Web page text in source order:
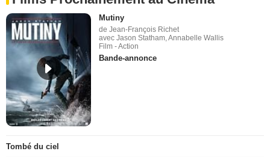
Mutiny
de Jean-François Richet
avec Jason Statham, Annabelle Wallis
Film - Action
Bande-annonce
Tombé du ciel